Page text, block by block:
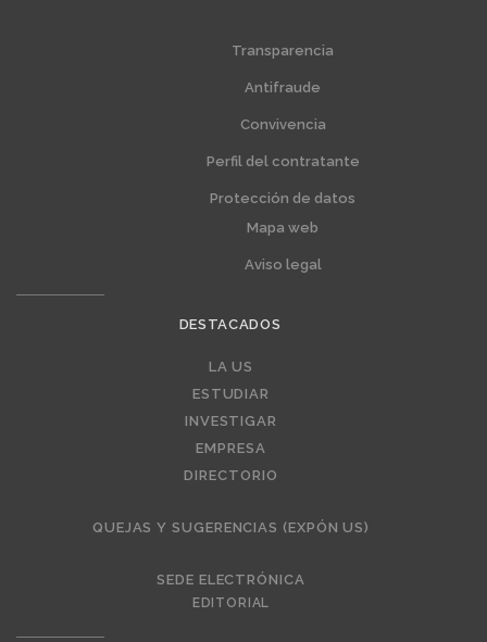
Transparencia
Antifraude
Convivencia
Perfil del contratante
Protección de datos
Mapa web
Aviso legal
DESTACADOS
LA US
ESTUDIAR
INVESTIGAR
EMPRESA
DIRECTORIO
QUEJAS Y SUGERENCIAS (EXPÓN US)
SEDE ELECTRÓNICA
EDITORIAL